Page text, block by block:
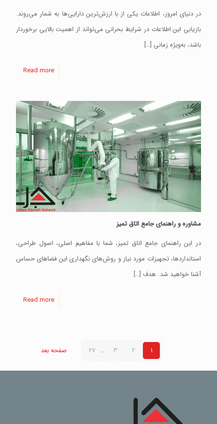
در دنیای امروز، اطلاعات یکی از با ارزش‌ترین دارایی‌ها به شمار می‌روند.
بازیابی این اطلاعات در شرایط بحرانی می‌تواند از اهمیت بالایی برخوردار
باشد، به‌ویژه زمانی […]
Read more
مشاوره و راهنمای جامع اتاق تمیز
در این راهنمای جامع اتاق تمیز، شما با مفاهیم اصلی، اصول طراحی،
استانداردها، تجهیزات مورد نیاز و روش‌های نگهداری این فضاهای حساس
آشنا خواهید شد. هدف […]
Read more
1
2
3
...
27 صفحه بعد